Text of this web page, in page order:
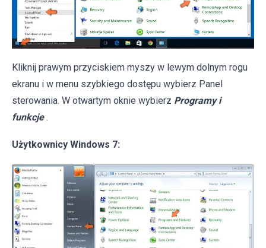
Kliknij prawym przyciskiem myszy w lewym dolnym rogu
ekranu i w menu szybkiego dostępu wybierz Panel
sterowania. W otwartym oknie wybierz Programy i
funkcje .
Użytkownicy Windows 7: